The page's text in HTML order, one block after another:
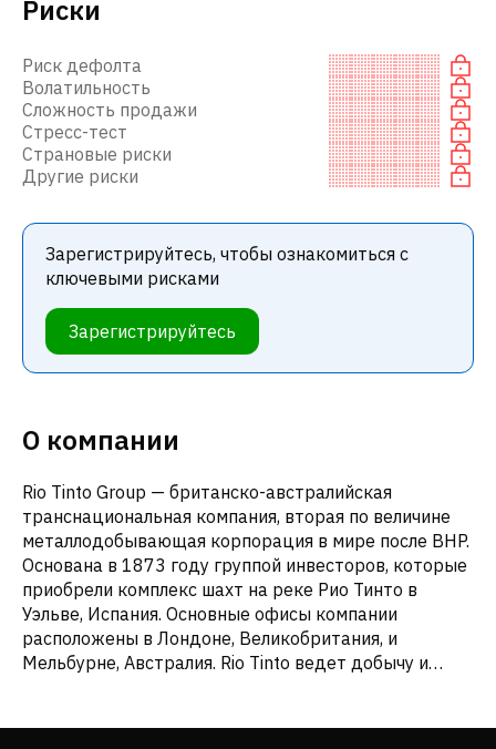
Риски
Риск дефолта
Волатильность
Сложность продажи
Стресс-тест
Страновые риски
Другие риски
Зарегистрируйтесь, чтобы ознакомиться с
ключевыми рисками
Зарегистрируйтесь
О компании
Rio Tinto Group — британско-австралийская
транснациональная компания, вторая по величине
металлодобывающая корпорация в мире после BHP.
Основана в 1873 году группой инвесторов, которые
приобрели комплекс шахт на реке Рио Тинто в
Уэльве, Испания. Основные офисы компании
расположены в Лондоне, Великобритания, и
Мельбурне, Австралия. Rio Tinto ведет добычу и
критике за экологический ущерб и обвинения в